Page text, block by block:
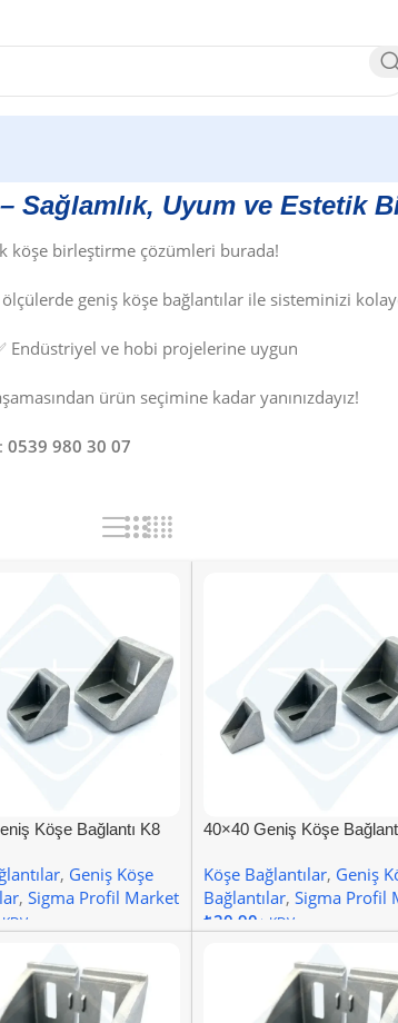
Sağlamlık, Uyum ve Estetik
köşe birleştirme çözümleri burada!
geniş köşe bağlantılar ile sisteminizi
ve hobi projelerine uygun
ürün seçimine kadar yanınızdayız!
0539 980 30 07
Köşe Bağlantı K8
, Geniş Köşe
, Sigma Profil Market
40×40 Geniş Köşe
Köşe Bağlantılar, Geniş
Bağlantılar, Sigma Profil
₺